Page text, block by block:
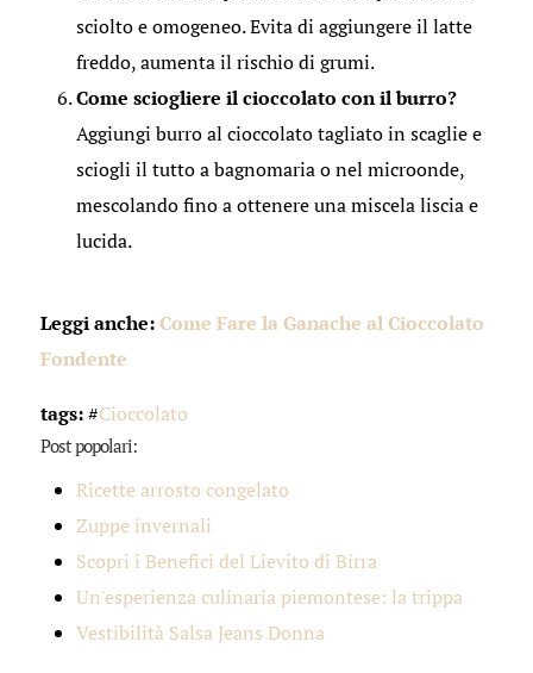
sciolto e omogeneo. Evita di aggiungere il latte
freddo, aumenta il rischio di grumi.
Come sciogliere il cioccolato con il burro?
Aggiungi burro al cioccolato tagliato in scaglie e
sciogli il tutto a bagnomaria o nel microonde,
mescolando fino a ottenere una miscela liscia e
lucida.
Leggi anche:Come Fare la Ganache al Cioccolato
Fondente
tags:#Cioccolato
Post popolari:
Ricette arrosto congelato
Zuppe invernali
Scopri i Benefici del Lievito di Birra
Un'esperienza culinaria piemontese: la trippa
Vestibilità Salsa Jeans Donna